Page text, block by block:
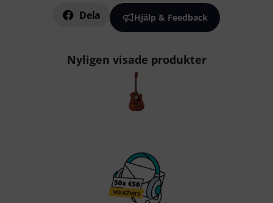
Dela Hjälp & Feedback
Nyligen visade produkter